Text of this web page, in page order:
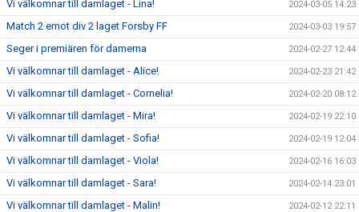
Vi välkomnar till damlaget - Lina! 2024-03-05 14:23
Match 2 emot div 2 laget Forsby FF 2024-03-03 19:57
Seger i premiären för damerna 2024-02-27 12:44
Vi välkomnar till damlaget - Alice! 2024-02-23 21:42
Vi välkomnar till damlaget - Cornelia! 2024-02-20 08:12
Vi välkomnar till damlaget - Mira! 2024-02-19 22:10
Vi välkomnar till damlaget - Sofia! 2024-02-19 12:04
Vi välkomnar till damlaget - Viola! 2024-02-16 16:03
Vi välkomnar till damlaget - Sara! 2024-02-14 23:01
Vi välkomnar till damlaget - Malin! 2024-02-12 22:11